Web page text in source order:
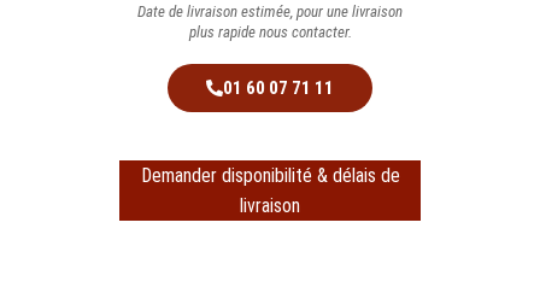
Date de livraison estimée, pour une livraison
plus rapide nous contacter.
01 60 07 71 11
Demander disponibilité & délais de
livraison